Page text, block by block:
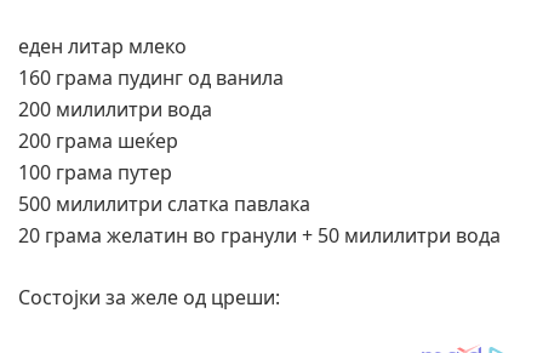
еден литар млеко
160 грама пудинг од ванила
200 милилитри вода
200 грама шеќер
100 грама путер
500 милилитри слатка павлака
20 грама желатин во гранули + 50 милилитри вода
Состојки за желе од цреши: